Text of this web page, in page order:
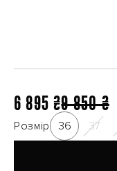
9 850 ₴
6 895 ₴
Розмір 36 37